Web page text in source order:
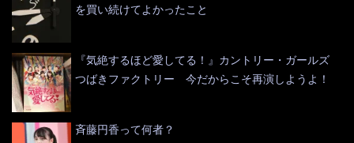
を買い続けてよかったこと
『気絶するほど愛してる！』カントリー・ガールズ
つばきファクトリー 今だからこそ再演しようよ！
斉藤円香って何者？